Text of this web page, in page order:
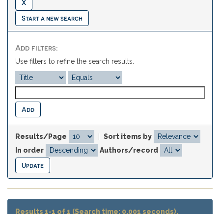
Start a new search
Add filters:
Use filters to refine the search results.
Results/Page
Sort items by
In order
Authors/record
Results 1-1 of 1 (Search time: 0.001 seconds).